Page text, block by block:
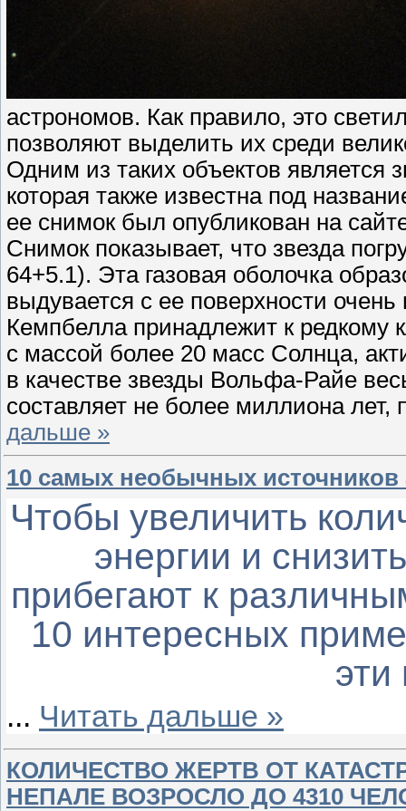
астрономов. Как правило, это
позволяют выделить их среди
Одним из таких объектов является
которая также известна под
ее снимок был опубликован на
Снимок показывает, что звезда
64+5.1). Эта газовая оболочка
выдувается с ее поверхности
Кемпбелла принадлежит к редкому
с массой более 20 масс Солнца,
в качестве звезды Вольфа-Райе
составляет не более миллиона лет,
дальше »
10 самых необычных источников
Чтобы увеличить
энергии и
прибегают к
10 интересных
эти
... Читать дальше »
КОЛИЧЕСТВО ЖЕРТВ ОТ
НЕПАЛЕ ВОЗРОСЛО ДО 4310